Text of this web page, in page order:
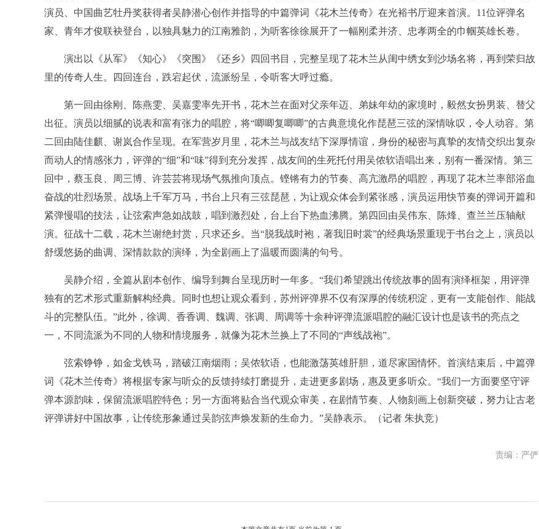
演员、中国曲艺牡丹奖获得者吴静潜心创作并指导的中篇弹词《花木兰传奇》在光裕书厅迎来首演。11位评弹名
家、青年才俊联袂登台，以独具魅力的江南雅韵，为听客徐徐展开了一幅刚柔并济、忠孝两全的巾帼英雄长卷。
演出以《从军》《知心》《突围》《还乡》四回书目，完整呈现了花木兰从闺中绣女到沙场名将，再到荣归故
里的传奇人生。四回连台，跌宕起伏，流派纷呈，令听客大呼过瘾。
第一回由徐刚、陈燕雯、吴嘉雯率先开书，花木兰在面对父亲年迈、弟妹年幼的家境时，毅然女扮男装、替父
出征。演员以细腻的说表和富有张力的唱腔，将“唧唧复唧唧”的古典意境化作琵琶三弦的深情咏叹，令人动容。第
二回由陆佳麒、谢岚合作呈现。在军营岁月里，花木兰与战友结下深厚情谊，身份的秘密与真挚的友情交织出复杂
而动人的情感张力，评弹的“细”和“味”得到充分发挥，战友间的生死托付用吴侬软语唱出来，别有一番深情。第三
回中，蔡玉良、周三博、许芸芸将现场气氛推向顶点。铿锵有力的节奏、高亢激昂的唱腔，再现了花木兰率部浴血
奋战的壮烈场景。战场上千军万马，书台上只有三弦琵琶，为让观众体会到紧张感，演员运用快节奏的弹词开篇和
紧弹慢唱的技法，让弦索声急如战鼓，唱到激烈处，台上台下热血沸腾。第四回由吴伟东、陈烽、查兰兰压轴献
演。征战十二载，花木兰谢绝封赏，只求还乡。当“脱我战时袍，著我旧时裳”的经典场景重现于书台之上，演员以
舒缓悠扬的曲调、深情款款的演绎，为全剧画上了温暖而圆满的句号。
吴静介绍，全篇从剧本创作、编导到舞台呈现历时一年多。“我们希望跳出传统故事的固有演绎框架，用评弹
独有的艺术形式重新解构经典。同时也想让观众看到，苏州评弹界不仅有深厚的传统积淀，更有一支能创作、能战
斗的完整队伍。”此外，徐调、香香调、魏调、张调、周调等十余种评弹流派唱腔的融汇设计也是该书的亮点之
一，不同流派为不同的人物和情境服务，就像为花木兰换上了不同的“声线战袍”。
弦索铮铮，如金戈铁马，踏破江南烟雨；吴侬软语，也能激荡英雄肝胆，道尽家国情怀。首演结束后，中篇弹
词《花木兰传奇》将根据专家与听众的反馈持续打磨提升，走进更多剧场，惠及更多听众。“我们一方面要坚守评
弹本源韵味，保留流派唱腔特色；另一方面将贴合当代观众审美，在剧情节奏、人物刻画上创新突破，努力让古老
评弹讲好中国故事，让传统形象通过吴韵弦声焕发新的生命力。”吴静表示。（记者 朱执竞）
责编：严俨